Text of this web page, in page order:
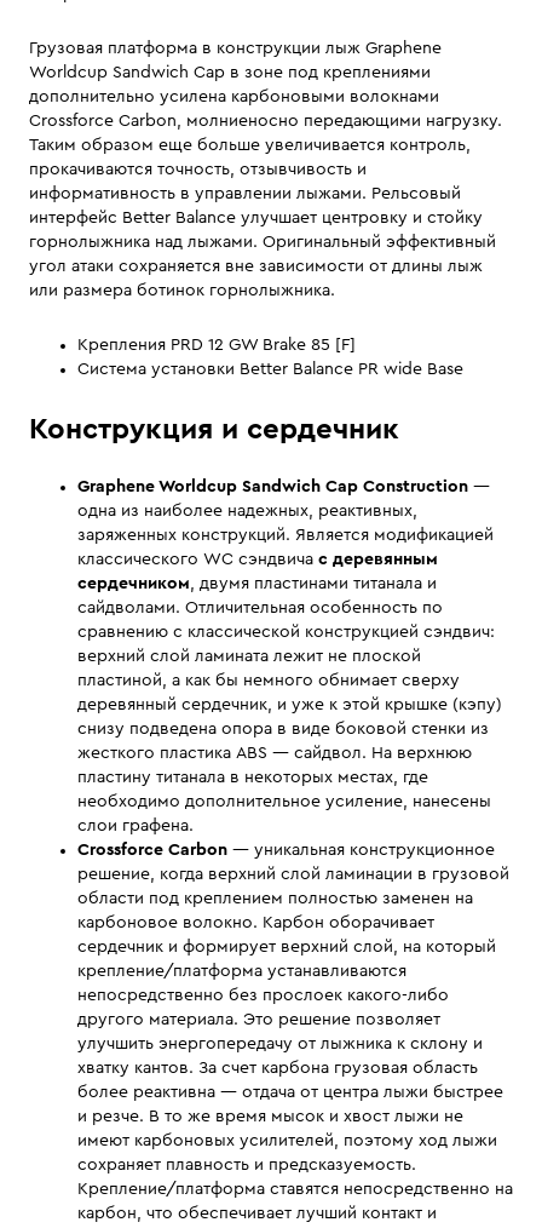
Грузовая платформа в конструкции лыж Graphene
Worldcup Sandwich Cap в зоне под креплениями
дополнительно усилена карбоновыми волокнами
Crossforce Carbon, молниеносно передающими нагрузку.
Таким образом еще больше увеличивается контроль,
прокачиваются точность, отзывчивость и
информативность в управлении лыжами. Рельсовый
интерфейс Better Balance улучшает центровку и стойку
горнолыжника над лыжами. Оригинальный эффективный
угол атаки сохраняется вне зависимости от длины лыж
или размера ботинок горнолыжника.
Крепления PRD 12 GW Brake 85 [F]
Система установки Better Balance PR wide Base
Конструкция и сердечник
Graphene Worldcup Sandwich Cap Construction —
одна из наиболее надежных, реактивных,
заряженных конструкций. Является модификацией
классического WC сэндвича с деревянным
сердечником, двумя пластинами титанала и
сайдволами. Отличительная особенность по
сравнению с классической конструкцией сэндвич:
верхний слой ламината лежит не плоской
пластиной, а как бы немного обнимает сверху
деревянный сердечник, и уже к этой крышке (кэпу)
снизу подведена опора в виде боковой стенки из
жесткого пластика ABS — сайдвол. На верхнюю
пластину титанала в некоторых местах, где
необходимо дополнительное усиление, нанесены
слои графена.
Crossforce Carbon — уникальная конструкционное
решение, когда верхний слой ламинации в грузовой
области под креплением полностью заменен на
карбоновое волокно. Карбон оборачивает
сердечник и формирует верхний слой, на который
крепление/платформа устанавливаются
непосредственно без прослоек какого-либо
другого материала. Это решение позволяет
улучшить энергопередачу от лыжника к склону и
хватку кантов. За счет карбона грузовая область
более реактивна — отдача от центра лыжи быстрее
и резче. В то же время мысок и хвост лыжи не
имеют карбоновых усилителей, поэтому ход лыжи
сохраняет плавность и предсказуемость.
Крепление/платформа ставятся непосредственно на
карбон, что обеспечивает лучший контакт и